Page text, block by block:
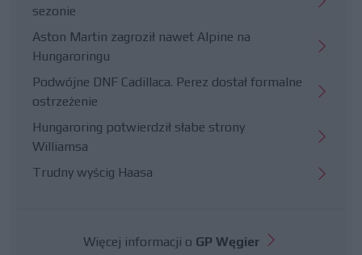
sezonie
Aston Martin zagroził nawet Alpine na
Hungaroringu
Podwójne DNF Cadillaca. Perez dostał formalne
ostrzeżenie
Hungaroring potwierdził słabe strony
Williamsa
Trudny wyścig Haasa
Więcej informacji o GP Węgier